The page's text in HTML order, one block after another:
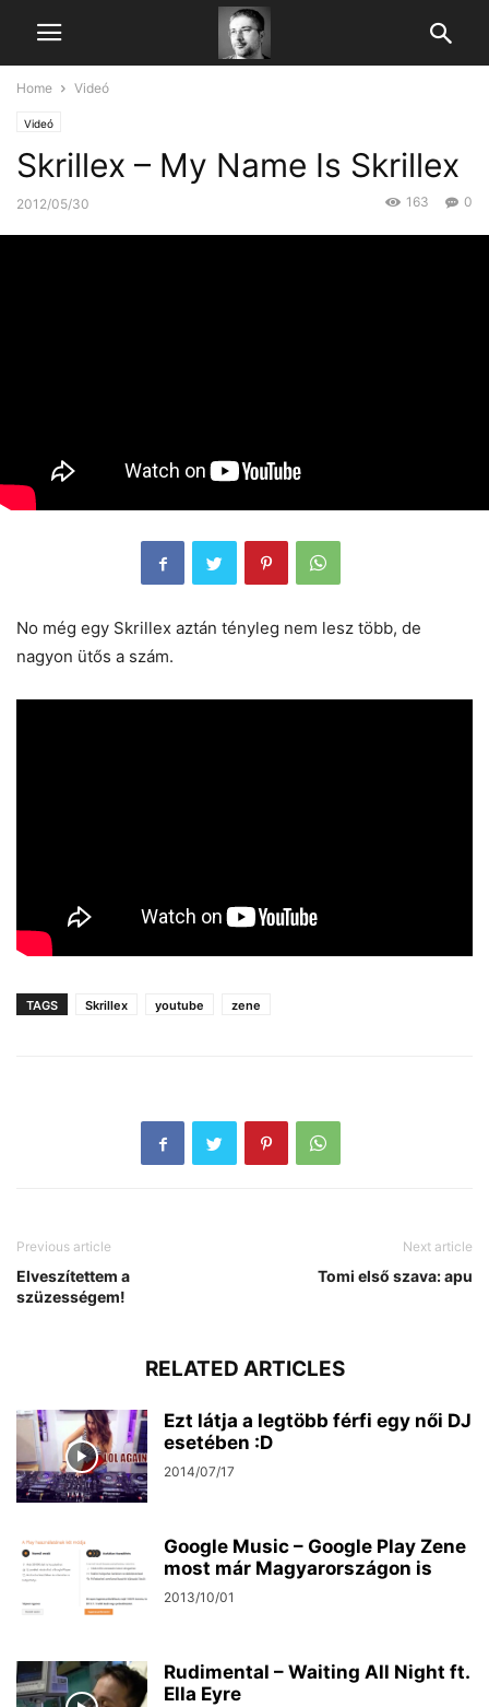
Home Videó
Videó
Skrillex – My Name Is Skrillex
2012/05/30 0
163
No még egy Skrillex aztán tényleg nem lesz több, de
nagyon ütős a szám.
TAGS Skrillex youtube zene
Previous article
Elveszítettem a
szüzességem!
Next article
Tomi első szava: apu
RELATED ARTICLES
Ezt látja a legtöbb férfi egy női DJ
esetében :D
2014/07/17
Google Music – Google Play Zene
most már Magyarországon is
2013/10/01
Rudimental – Waiting All Night ft.
Ella Eyre